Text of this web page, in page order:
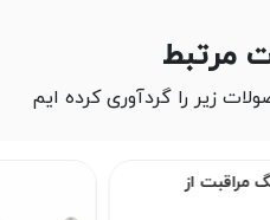
مرتبط
زیر را گردآوری کرده ایم
مراقبت از